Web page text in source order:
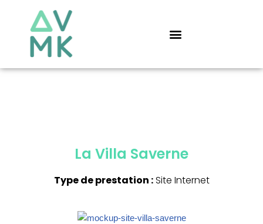
contenu
La Villa Saverne
Type de prestation :Site Internet